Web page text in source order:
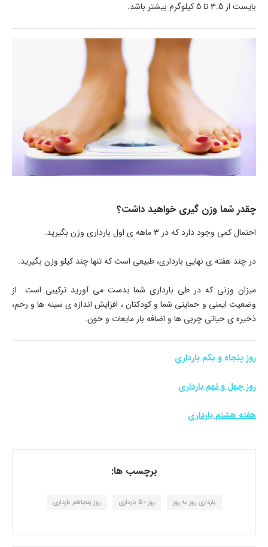
بایست از 3.5 تا 5 کیلوگرم بیشتر باشد.
چقدر شما وزن گیری خواهید داشت؟
احتمال کمی وجود دارد که در 3 ماهه ی اول بارداری وزن بگیرید.
در چند هفته ی نهایی بارداری، طبیعی است که تنها چند کیلو وزن بگیرید.
میزان وزنی که در طی بارداری شما بدست می آورید ترکیبی است از
وضعیت ایمنی و حمایتی شما و کودکتان ، افزایش اندازه ی سینه ها و رحم،
ذخیره ی حیاتی چربی ها و اضافه بار مایعات و خون.
روز پنجاه و یکم بارداری
روز چهل و نهم بارداری
هفته هشتم بارداری
برچسب ها:
بارداری روز به روز روز 50 بارداری روز پنجاهم بارداری